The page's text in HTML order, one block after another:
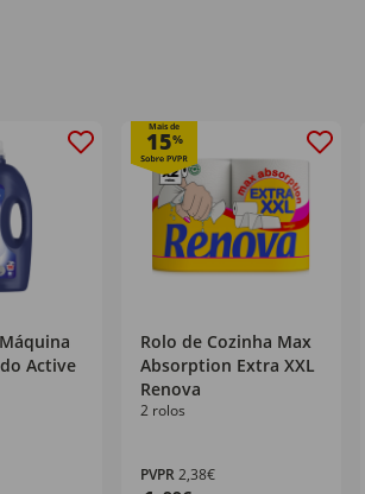
Refined by Oportunidades: Menos que
Active
Mais de
15%
Rolo de Cozinha Max
Absorption Extra XXL
Renova
2 rolos
PVPR2,38€